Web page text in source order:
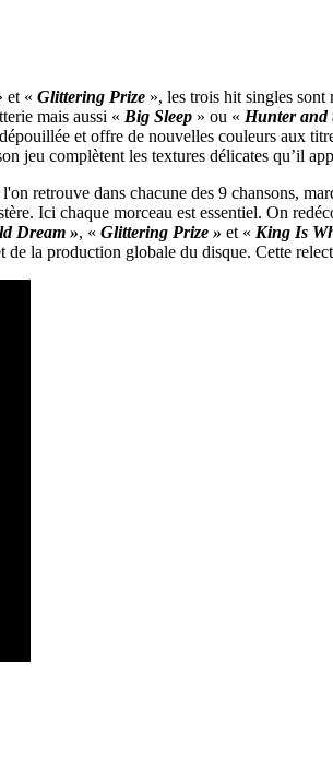
et « Glittering Prize », les trois hit singles sont
mais aussi « Big Sleep » ou « Hunter and
et offre de nouvelles couleurs aux
jeu complètent les textures délicates qu’il
retrouve dans chacune des 9 chansons,
Ici chaque morceau est essentiel. On
Dream », « Glittering Prize » et « King Is
la production globale du disque. Cette